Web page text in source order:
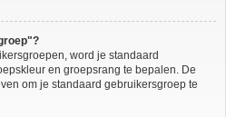
word je standaard
en groepsrang te bepalen. De
om je standaard gebruikersgroep te